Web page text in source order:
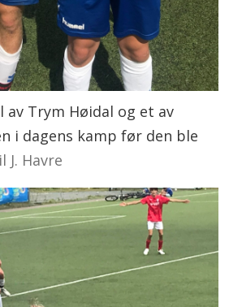
av Trym Høidal og et av
i dagens kamp før den ble
J. Havre